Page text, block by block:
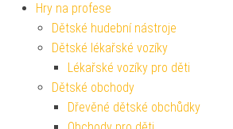
Hry na profese
Dětské hudební nástroje
Dětské lékařské vozíky
Lékařské vozíky pro děti
Dětské obchody
Dřevěné dětské obchůdky